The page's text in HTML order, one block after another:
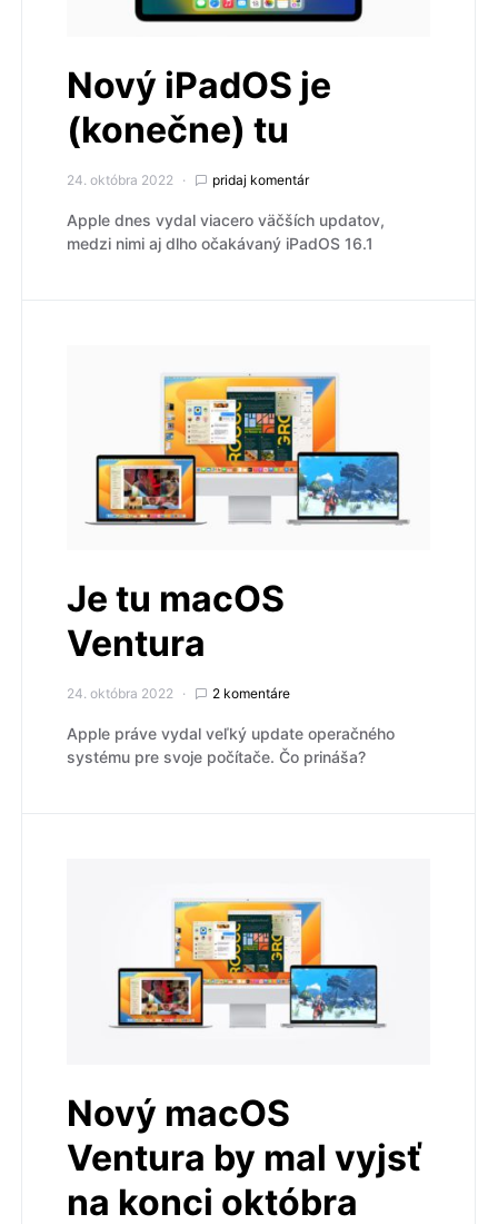
Nový iPadOS je
(konečne) tu
24. októbra 2022 pridaj komentár
Apple dnes vydal viacero väčších updatov,
medzi nimi aj dlho očakávaný iPadOS 16.1
Je tu macOS
Ventura
24. októbra 2022 2 komentáre
Apple práve vydal veľký update operačného
systému pre svoje počítače. Čo prináša?
Nový macOS
Ventura by mal vyjsť
na konci októbra